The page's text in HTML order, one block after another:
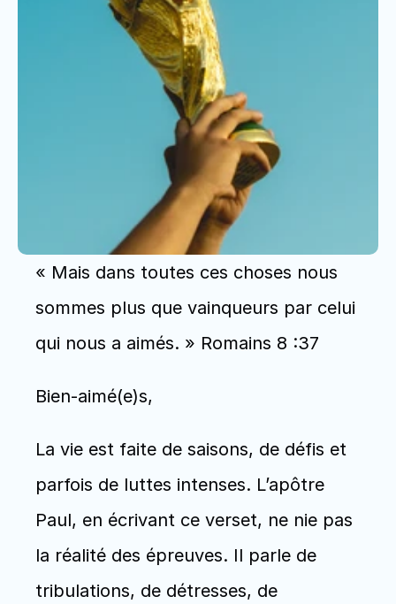
« Mais dans toutes ces choses nous
sommes plus que vainqueurs par celui
qui nous a aimés. » Romains 8 :37
Bien-aimé(e)s,
La vie est faite de saisons, de défis et
parfois de luttes intenses. L’apôtre
Paul, en écrivant ce verset, ne nie pas
la réalité des épreuves. Il parle de
tribulations, de détresses, de